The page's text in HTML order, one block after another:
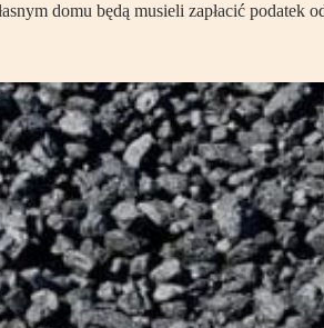
domu będą musieli zapłacić